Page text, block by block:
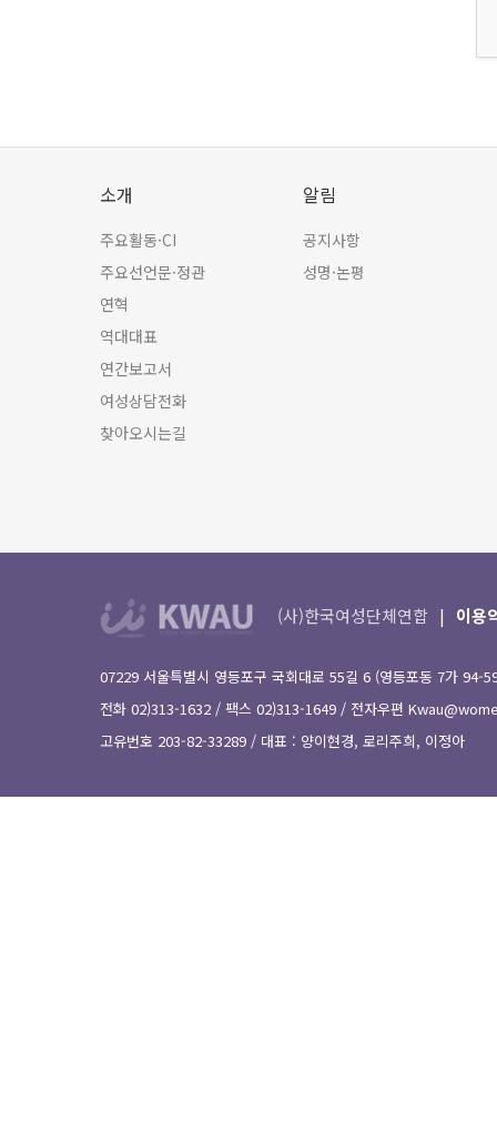
소개
주요활동·CI
주요선언문·정관
연혁
역대대표
연간보고서
여성상담전화
찾아오시는길
알림
공지사항
성명·논평
(사)한국여성단체연합 이용
07229 서울특별시 영등포구 국회대로 55길 6 (영등포동 7가 94-
전화 02)313-1632 / 팩스 02)313-1649 / 전자우편
고유번호 203-82-33289 / 대표 : 양이현경, 로리주희, 이정아